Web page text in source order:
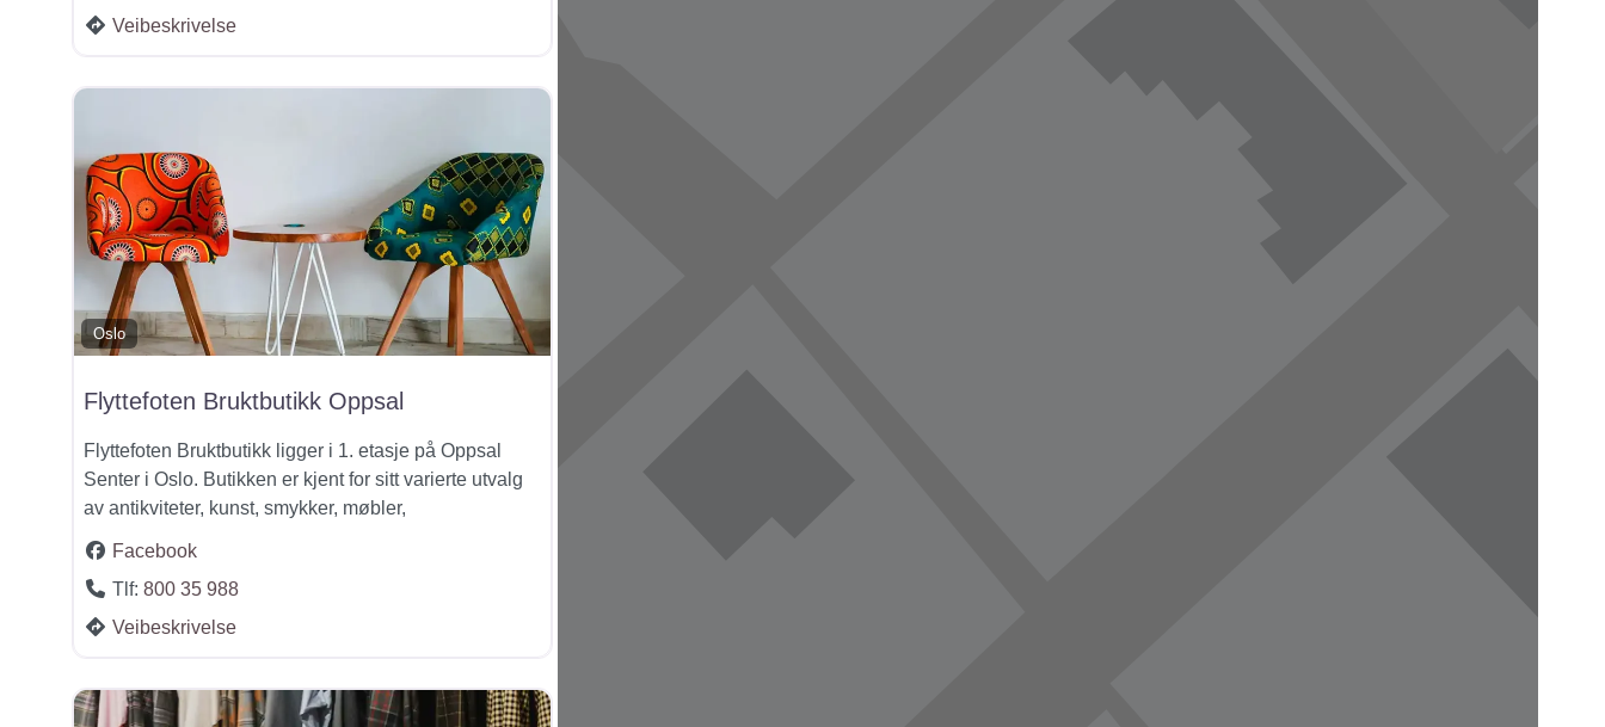
Veibeskrivelse
Oslo
Flyttefoten Bruktbutikk Oppsal
Flyttefoten Bruktbutikk ligger i 1. etasje på Oppsal
Senter i Oslo. Butikken er kjent for sitt varierte utvalg
av antikviteter, kunst, smykker, møbler,
Facebook
Tlf: 800 35 988
Veibeskrivelse